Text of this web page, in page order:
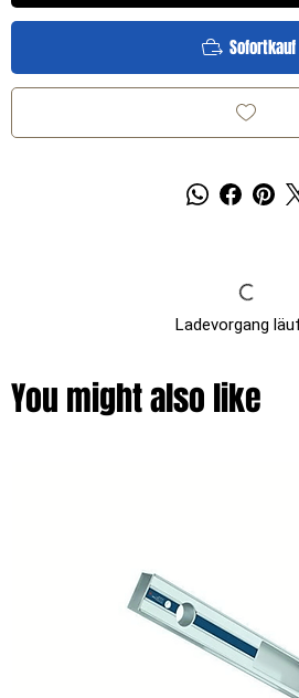
Sofortkauf
Ladevorgang
You might also like